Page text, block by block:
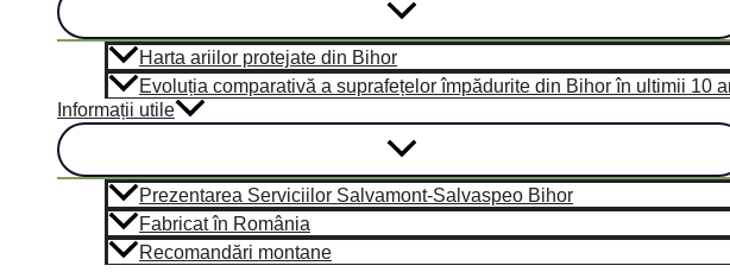
Harta ariilor protejate din Bihor
Evoluția comparativă a suprafețelor împădurite din Bihor în ultimii 10 ani
Informații utile
Prezentarea Serviciilor Salvamont-Salvaspeo Bihor
Fabricat în România
Recomandări montane